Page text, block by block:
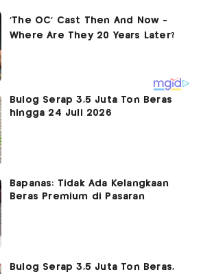
Bulog Serap 3,5 Juta Ton Beras
hingga 24 Juli 2026
Bapanas: Tidak Ada Kelangkaan
Beras Premium di Pasaran
Bulog Serap 3,5 Juta Ton Beras,